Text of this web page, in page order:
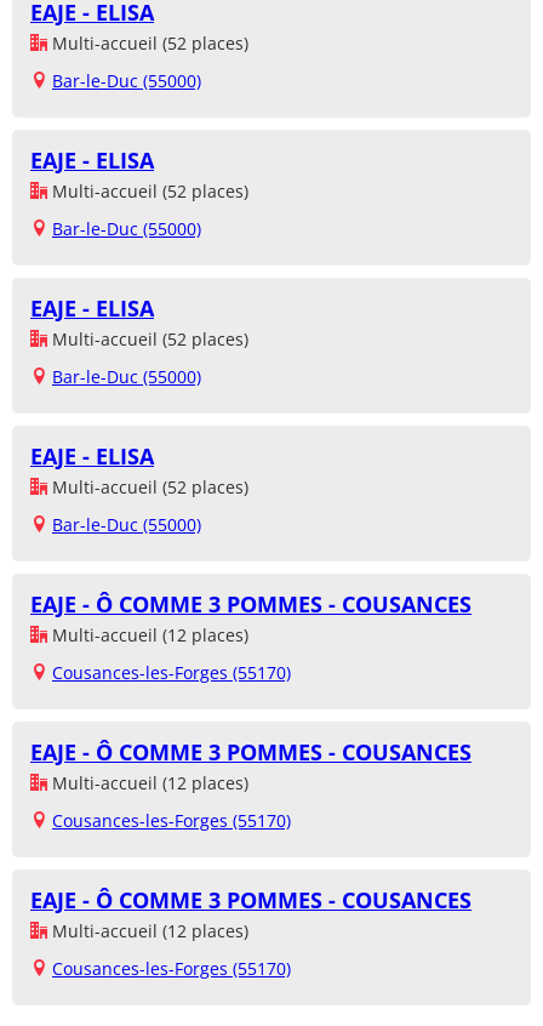
EAJE - ELISA
Multi-accueil (52 places)
Bar-le-Duc (55000)
EAJE - ELISA
Multi-accueil (52 places)
Bar-le-Duc (55000)
EAJE - ELISA
Multi-accueil (52 places)
Bar-le-Duc (55000)
EAJE - ELISA
Multi-accueil (52 places)
Bar-le-Duc (55000)
EAJE - Ô COMME 3 POMMES - COUSANCES
Multi-accueil (12 places)
Cousances-les-Forges (55170)
EAJE - Ô COMME 3 POMMES - COUSANCES
Multi-accueil (12 places)
Cousances-les-Forges (55170)
EAJE - Ô COMME 3 POMMES - COUSANCES
Multi-accueil (12 places)
Cousances-les-Forges (55170)